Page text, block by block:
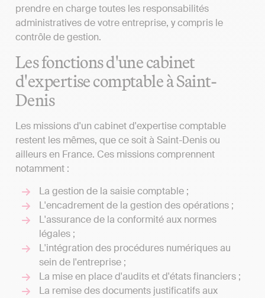
prendre en charge toutes les responsabilités
administratives de votre entreprise, y compris le
contrôle de gestion.
Les fonctions d'une cabinet
d'expertise comptable à Saint-
Denis
Les missions d'un cabinet d'expertise comptable
restent les mêmes, que ce soit à Saint-Denis ou
ailleurs en France. Ces missions comprennent
notamment :
La gestion de la saisie comptable ;
L'encadrement de la gestion des opérations ;
L'assurance de la conformité aux normes
légales ;
L'intégration des procédures numériques au
sein de l'entreprise ;
La mise en place d'audits et d'états financiers ;
La remise des documents justificatifs aux